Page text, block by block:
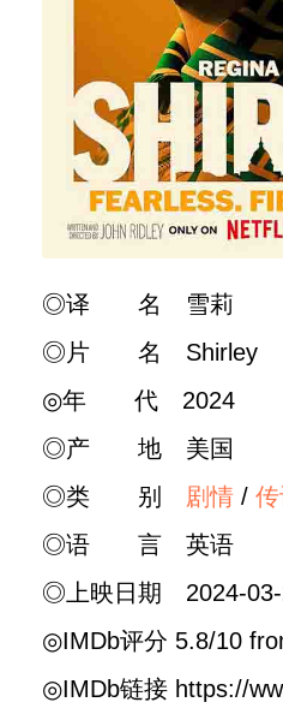
◎译 名 雪莉
◎片 名 Shirley
◎年 代 2024
◎产 地 美国
◎类 别 剧情 /
◎语 言 英语
◎上映日期 2024-03-
◎IMDb评分 5.8/10
◎IMDb链接 https://